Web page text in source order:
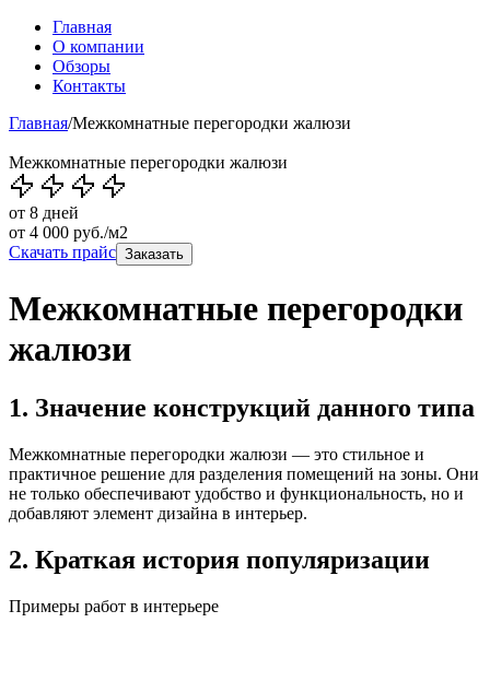
Главная
О компании
Обзоры
Контакты
Главная/Межкомнатные перегородки жалюзи
Межкомнатные перегородки жалюзи
от 8 дней
от 4 000 руб./м2
Скачать прайс Заказать
Межкомнатные перегородки
жалюзи
1. Значение конструкций данного типа
Межкомнатные перегородки жалюзи — это стильное и
практичное решение для разделения помещений на зоны. Они
не только обеспечивают удобство и функциональность, но и
добавляют элемент дизайна в интерьер.
2. Краткая история популяризации
Примеры работ в интерьере